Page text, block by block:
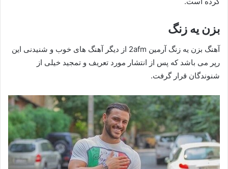
بزن یه زنگ
آهنگ بزن یه زنگ آرمین 2afm از دیگر آهنگ های خوب و شنیدنی این
رپر می باشد که پس از انتشار مورد تعریف و تمجید خیلی از
شنوندگان قرار گرفت.